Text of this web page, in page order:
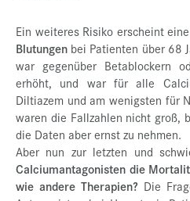
Ein weiteres Risiko erscheint
Blutungen bei Patienten über 68
war gegenüber Betablockern
erhöht, und war für alle
Diltiazem und am wenigsten für
waren die Fallzahlen nicht groß,
die Daten aber ernst zu nehmen.
Aber nun zur letzten und
Calciumantagonisten die
wie andere Therapien? Die